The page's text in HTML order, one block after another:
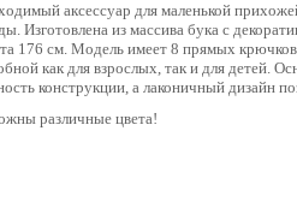
аксессуар для маленькой
Изготовлена из массива бука с
176 см. Модель имеет 8 прямых
как для взрослых, так и для детей.
конструкции, а лаконичный дизайн
различные цвета!